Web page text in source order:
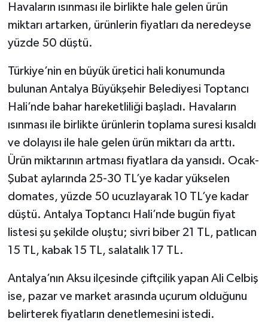
Havaların ısınması ile birlikte hale gelen ürün
miktarı artarken, ürünlerin fiyatları da neredeyse
yüzde 50 düştü.
Türkiye’nin en büyük üretici hali konumunda
bulunan Antalya Büyükşehir Belediyesi Toptancı
Hali’nde bahar hareketliliği başladı. Havaların
ısınması ile birlikte ürünlerin toplama suresi kısaldı
ve dolayısı ile hale gelen ürün miktarı da arttı.
Ürün miktarının artması fiyatlara da yansıdı. Ocak-
Şubat aylarında 25-30 TL’ye kadar yükselen
domates, yüzde 50 ucuzlayarak 10 TL’ye kadar
düştü. Antalya Toptancı Hali’nde bugün fiyat
listesi şu şekilde oluştu; sivri biber 21 TL, patlıcan
15 TL, kabak 15 TL, salatalık 17 TL.
Antalya’nın Aksu ilçesinde çiftçilik yapan Ali Celbiş
ise, pazar ve market arasında uçurum olduğunu
belirterek fiyatların denetlemesini istedi.